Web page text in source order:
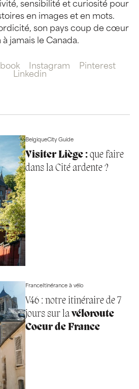
sensibilité et curiosité pour
en images et en mots.
son pays coup de cœur
à jamais le Canada.
Instagram
Pinterest
Linkedin
BelgiqueCity Guide
Visiter Liège :que faire
dans la Cité ardente ?
FranceItinérance à vélo
V46 : notre itinéraire de 7
jours sur lavéloroute
Coeur de France